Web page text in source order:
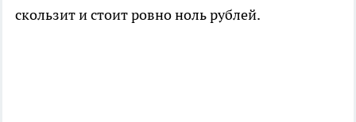
скользит и стоит ровно ноль рублей.